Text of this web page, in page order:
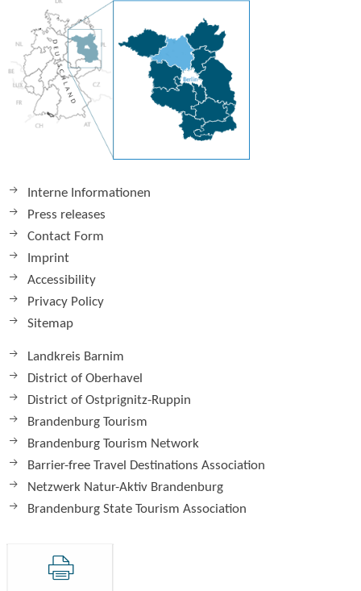
Interne Informationen
Press releases
Contact Form
Imprint
Accessibility
Privacy Policy
Sitemap
Landkreis Barnim
District of Oberhavel
District of Ostprignitz-Ruppin
Brandenburg Tourism
Brandenburg Tourism Network
Barrier-free Travel Destinations Association
Netzwerk Natur-Aktiv Brandenburg
Brandenburg State Tourism Association